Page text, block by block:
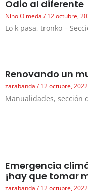
Odio al diferente
Nino Olmeda 12 octubre,
Lo k pasa, tronko –
Renovando un
zarabanda 12 octubre, 2022
Manualidades, sección
Emergencia
¡hay que tomar
zarabanda 12 octubre, 2022